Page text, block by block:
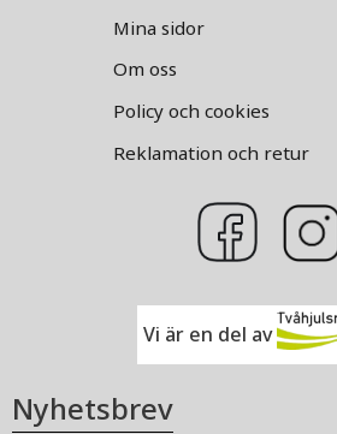
Mina sidor
Om oss
Policy och cookies
Reklamation och retur
Vi är en del av
Nyhetsbrev